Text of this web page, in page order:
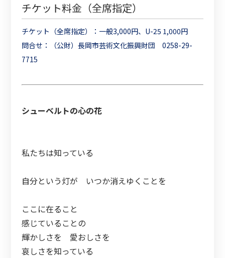
チケット料金（全席指定）
チケット（全席指定）：一般3,000円、 U-25 1,000円
問合せ：（公財）長岡市芸術文化振興財団 0258-29-
7715
シューベルトの心の花
私たちは知っている
自分という灯が いつか消えゆくことを
ここに在ること
感じていることの
輝かしさを 愛おしさを
哀しさを知っている